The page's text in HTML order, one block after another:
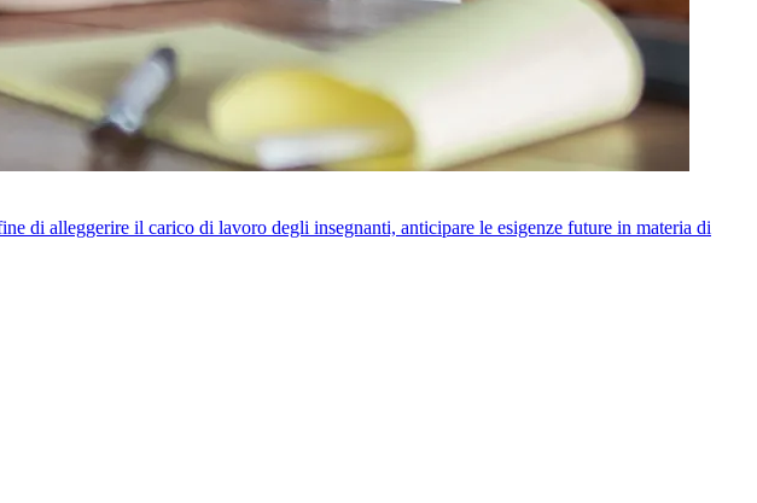
di alleggerire il carico di lavoro degli insegnanti, anticipare le esigenze future in materia di